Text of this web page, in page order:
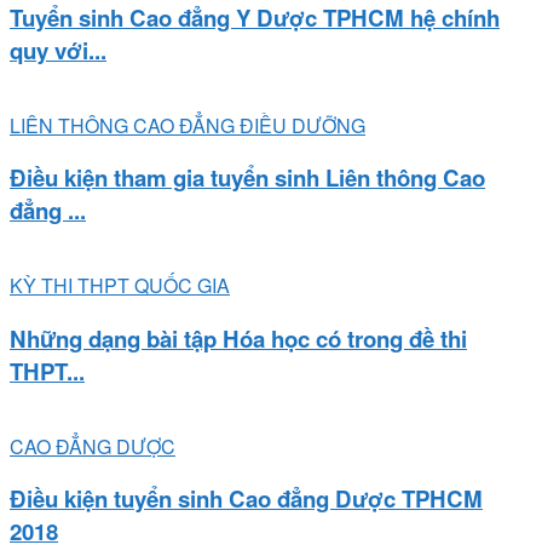
Tuyển sinh Cao đẳng Y Dược TPHCM hệ chính
quy với...
LIÊN THÔNG CAO ĐẲNG ĐIỀU DƯỠNG
Điều kiện tham gia tuyển sinh Liên thông Cao
đẳng ...
KỲ THI THPT QUỐC GIA
Những dạng bài tập Hóa học có trong đề thi
THPT...
CAO ĐẲNG DƯỢC
Điều kiện tuyển sinh Cao đẳng Dược TPHCM
2018